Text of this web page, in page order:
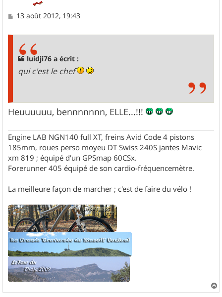
M13 août 2012, 19:43
luidji76 a écrit :
qui c'est le chef
Heuuuuuu, bennnnnnn, ELLE...!!!
Engine LAB NGN140 full XT, freins Avid Code 4 pistons
185mm, roues perso moyeu DT Swiss 240S jantes Mavic
xm 819 ; équipé d'un GPSmap 60CSx.
Forerunner 405 équipé de son cardio-fréquencemètre.
La meilleure façon de marcher ; c'est de faire du vélo !
a